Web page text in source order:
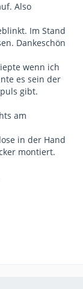
Also
Im Stand
Dankeschön
wenn ich
es sein der
gibt.
am
in der Hand
montiert.